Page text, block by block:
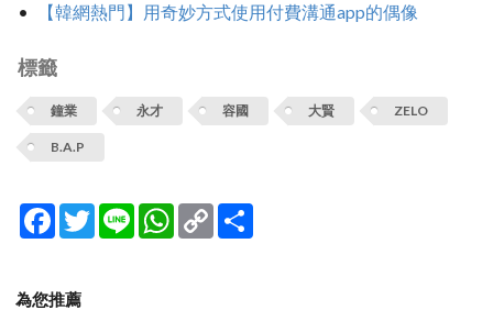
【韓網熱門】用奇妙方式使用付費溝通app的偶像
標籤
鐘業 永才 容國 大賢 ZELO
B.A.P
Facebook
TwitterLine WhatsApp
Copy
Link
為您推薦